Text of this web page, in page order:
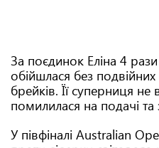
За поєдинок Еліна 4
обійшлася без
брейків. Її суперниця не
помилилася на подачі
У півфіналі Australian